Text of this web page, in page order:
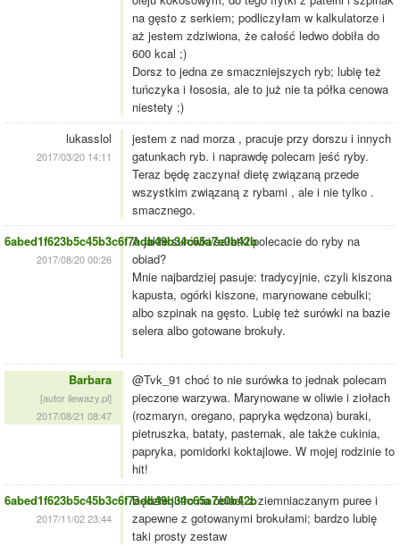
na gęsto z serkiem; podliczyłam w kalkulatorze i
aż jestem zdziwiona, że całość ledwo dobiła do
600 kcal ;)
Dorsz to jedna ze smaczniejszych ryb; lubię też
tuńczyka i łososia, ale to już nie ta półka cenowa
niestety ;)
lukasslol
2017/03/20 14:11
jestem z nad morza , pracuje przy dorszu i innych
gatunkach ryb. i naprawdę polecam jeść ryby.
Teraz będę zaczynał dietę związaną przede
wszystkim związaną z rybami , ale i nie tylko .
smacznego.
6abed1f623b5c45b3c6f7adb49b34c65a7e0b42b
2017/08/20 00:26
A jakie surówki/sałatki polecacie do ryby na
obiad?
Mnie najbardziej pasuje: tradycyjnie, czyli kiszona
kapusta, ogórki kiszone, marynowane cebulki;
albo szpinak na gęsto. Lubię też surówki na bazie
selera albo gotowane brokuły.
Barbara
[autor ilewazy.pl]
2017/08/21 08:47
@Tvk_91 choć to nie surówka to jednak polecam
pieczone warzywa. Marynowane w oliwie i ziołach
(rozmaryn, oregano, papryka wędzona) buraki,
pietruszka, bataty, pasternak, ale także cukinia,
papryka, pomidorki koktajlowe. W mojej rodzinie to
hit!
6abed1f623b5c45b3c6f7adb49b34c65a7e0b42b
2017/11/02 23:44
Będzie jutro na obiad, z ziemniaczanym puree i
zapewne z gotowanymi brokułami; bardzo lubię
taki prosty zestaw